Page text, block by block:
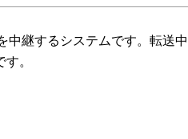
継するシステムです。転送
。